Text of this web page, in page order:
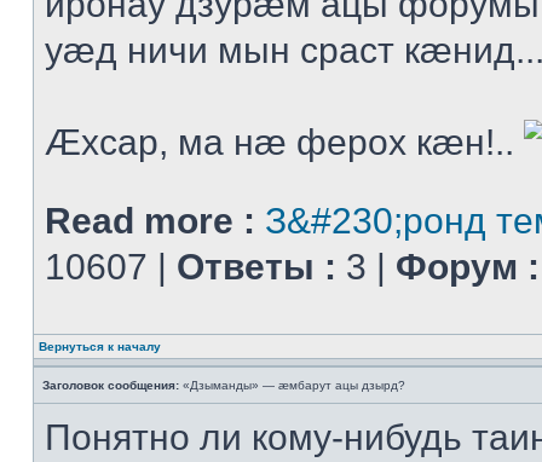
уæд ничи мын сраст
Æхсар, ма нæ ферох кæн!..
Read more : З&#230;ронд
10607 | Ответы : 3 | Форум :
Вернуться к началу
Заголовок сообщения: «Дзыманды» — æмбарут ацы дзырд?
Понятно ли кому-нибудь